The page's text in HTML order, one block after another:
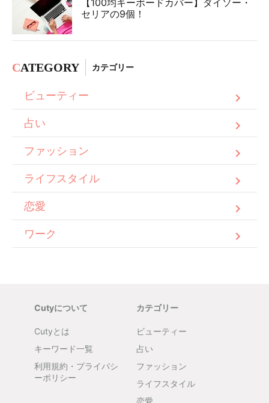
セリアの9個！
CATEGORY カテゴリー
ビューティー
占い
ファッション
ライフスタイル
恋愛
ワーク
Cutyについて
Cutyとは
キーワード一覧
利用規約・プライバシ
ーポリシー
カテゴリー
ビューティー
占い
ファッション
ライフスタイル
恋愛